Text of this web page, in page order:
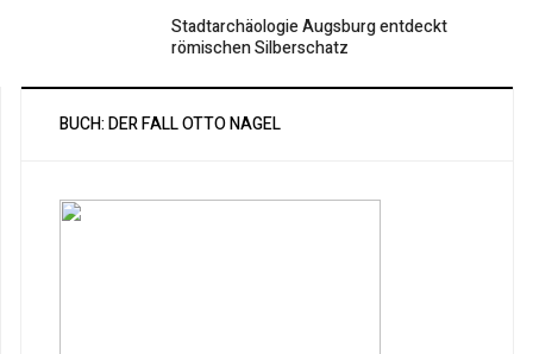
Stadtarchäologie Augsburg entdeckt
römischen Silberschatz
BUCH: DER FALL OTTO NAGEL